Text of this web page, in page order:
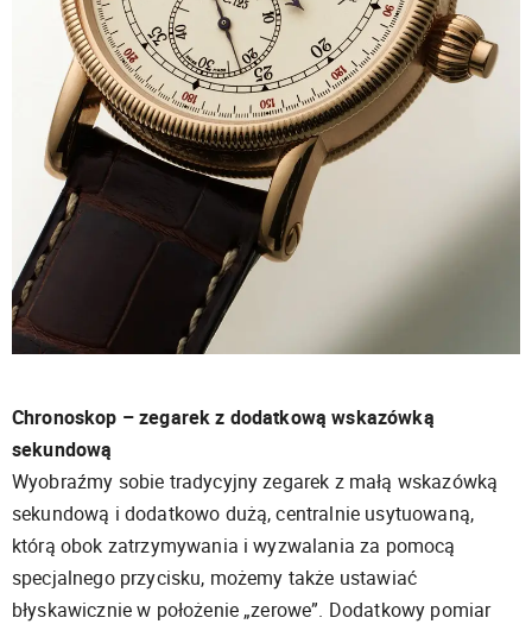
Chronoskop – zegarek z dodatkową wskazówką
sekundową
Wyobraźmy sobie tradycyjny zegarek z małą wskazówką
sekundową i dodatkowo dużą, centralnie usytuowaną,
którą obok zatrzymywania i wyzwalania za pomocą
specjalnego przycisku, możemy także ustawiać
błyskawicznie w położenie „zerowe”. Dodatkowy pomiar